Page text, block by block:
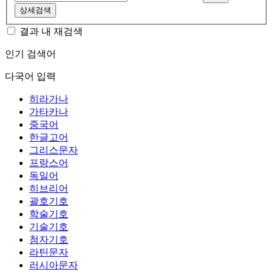
상세검색
결과 내 재검색
인기 검색어
다국어 입력
히라가나
가타카나
중국어
한글고어
그리스문자
프랑스어
독일어
히브리어
괄호기호
학술기호
기술기호
첨자기호
라틴문자
러시아문자